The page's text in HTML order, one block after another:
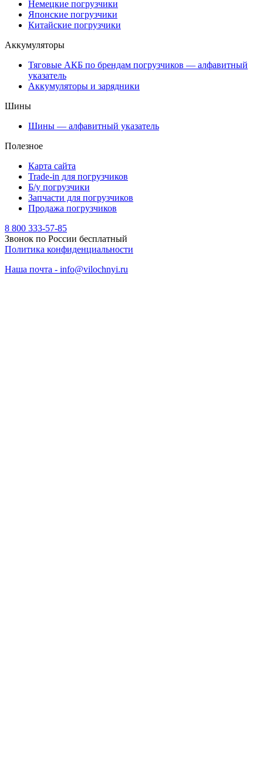
Немецкие погрузчики
Японские погрузчики
Китайские погрузчики
Аккумуляторы
Тяговые АКБ по брендам погрузчиков — алфавитный
указатель
Аккумуляторы и зарядники
Шины
Шины — алфавитный указатель
Полезное
Карта сайта
Trade-in для погрузчиков
Б/у погрузчики
Запчасти для погрузчиков
Продажа погрузчиков
8 800 333-57-85
Звонок по России бесплатный
Политика конфиденциальности
Наша почта - info@vilochnyi.ru